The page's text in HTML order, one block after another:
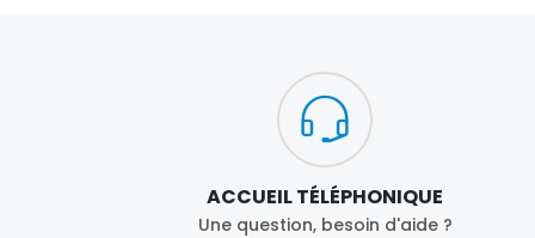
ACCUEIL TÉLÉPHONIQUE
Une question, besoin d'aide ?